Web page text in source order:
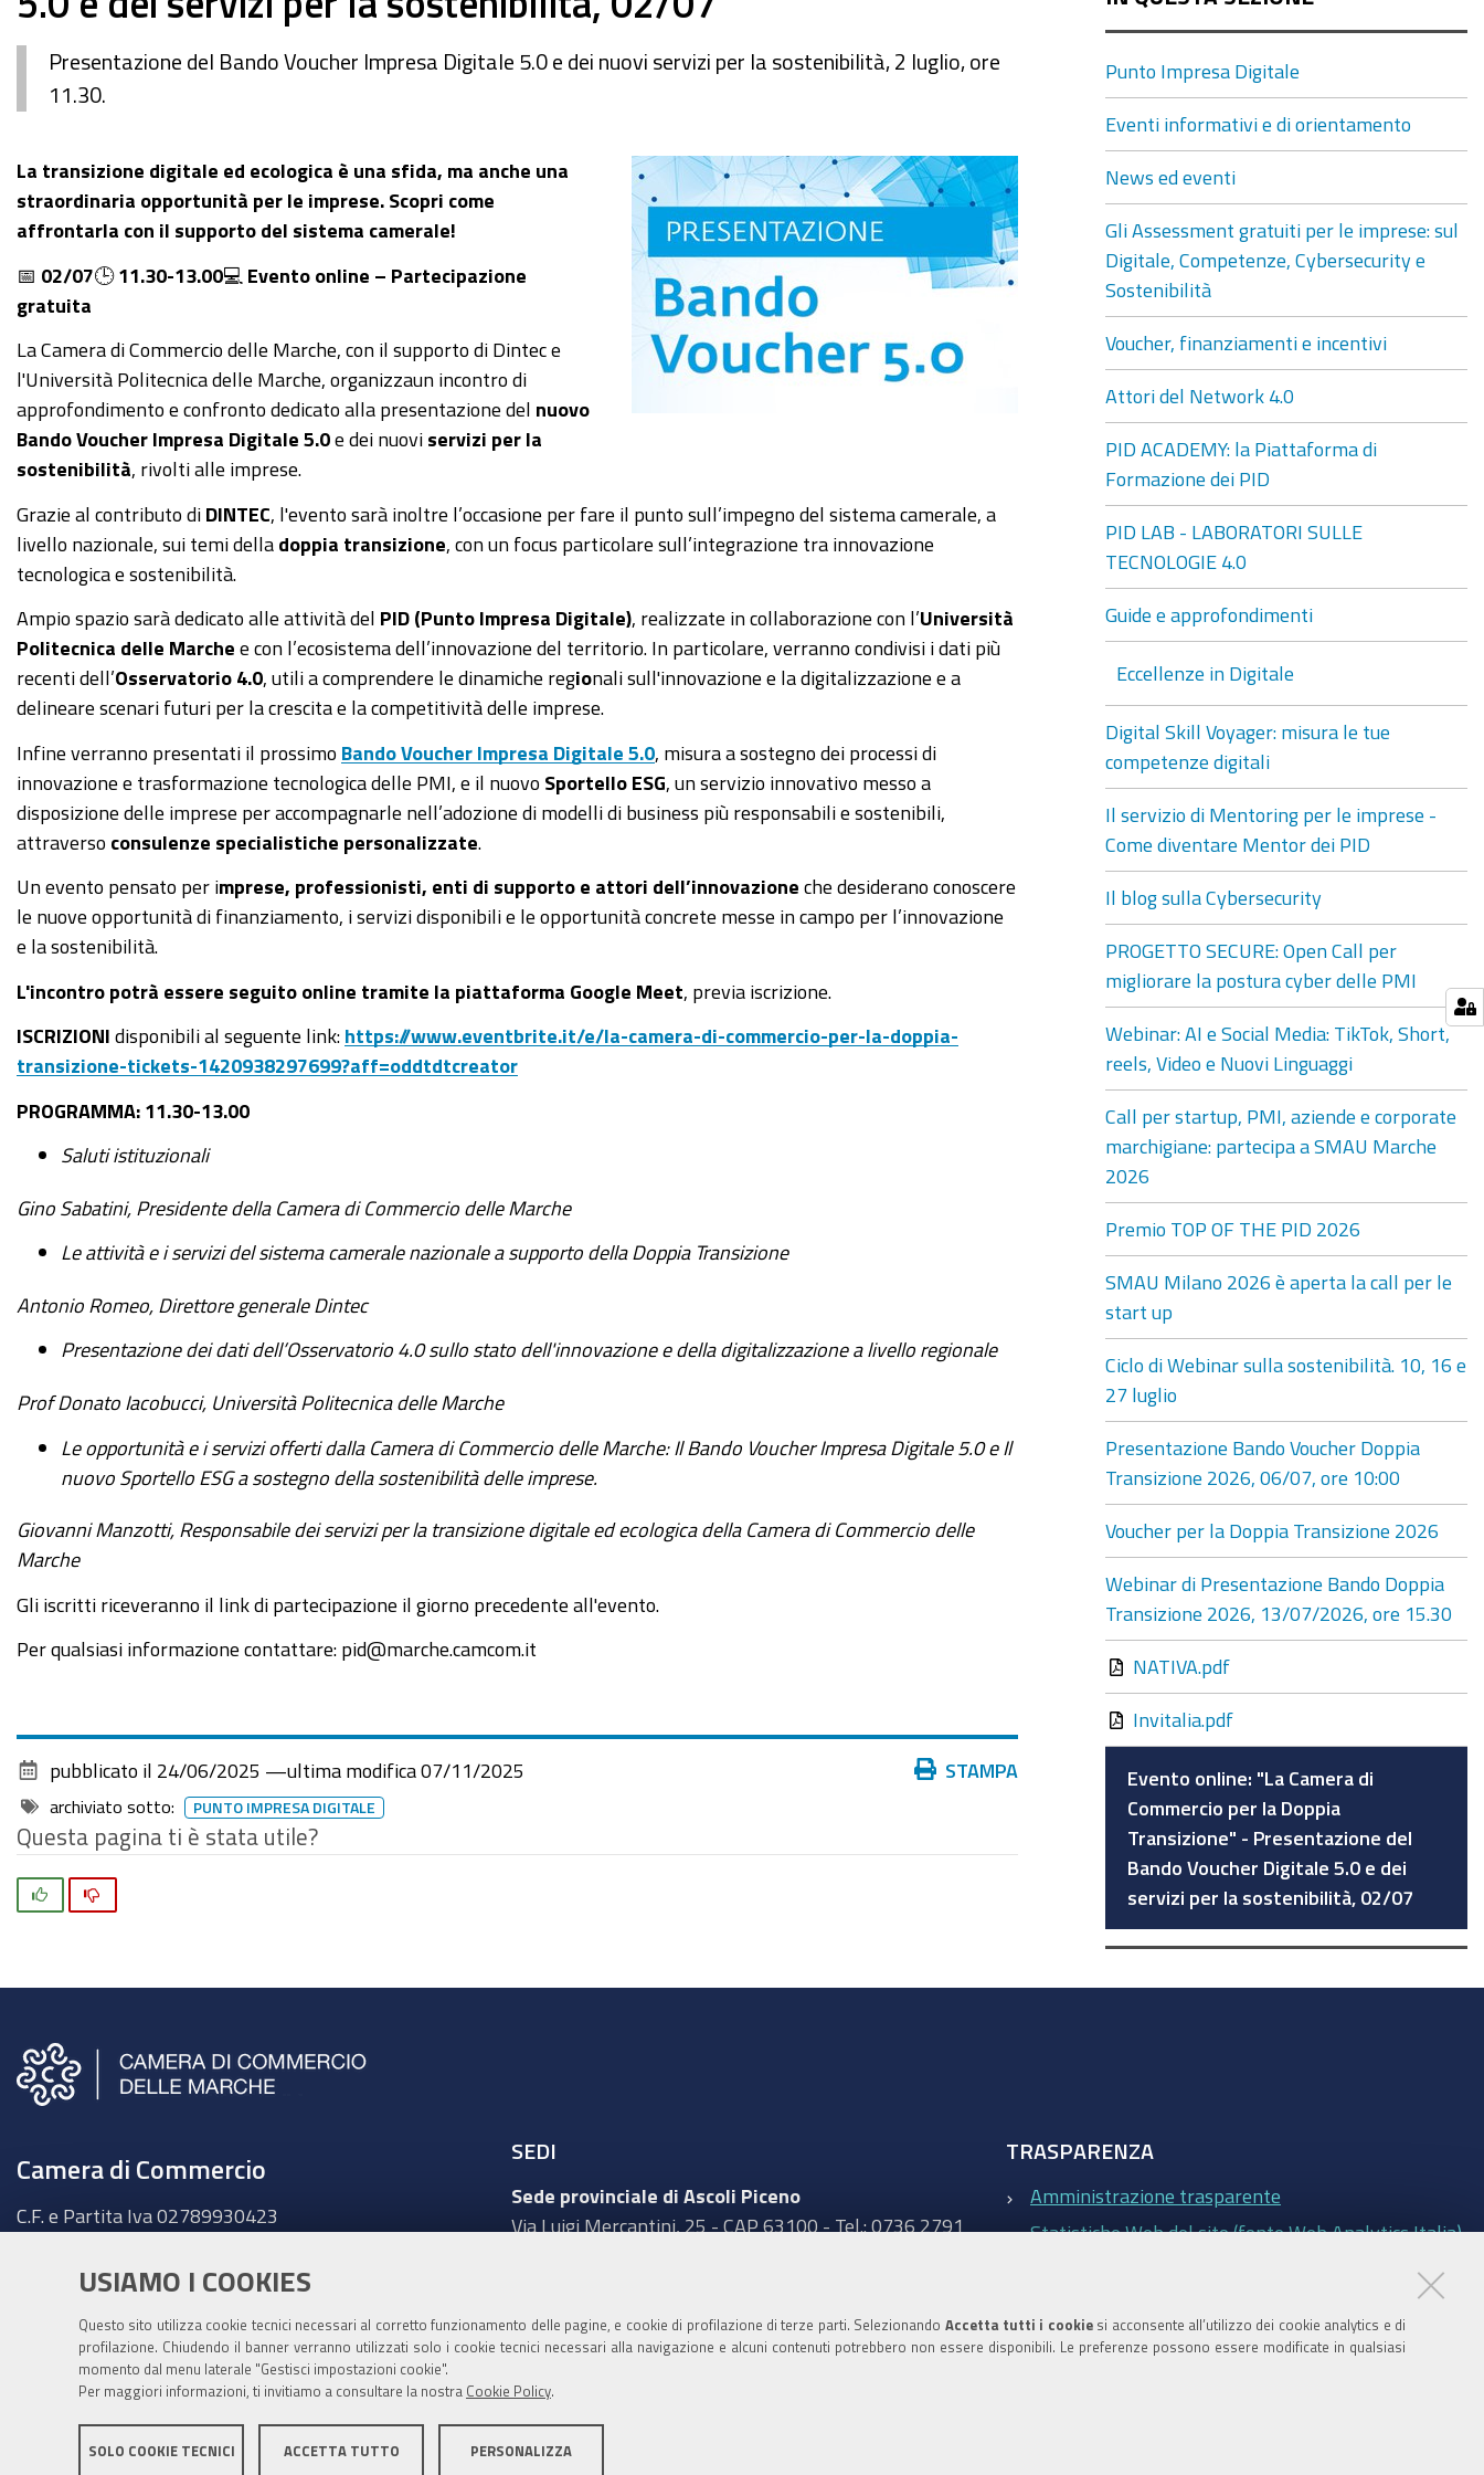
USIAMO I COOKIES
Questo sito utilizza cookie tecnici necessari al corretto funzionamento delle pagine, e cookie di profilazione di terze parti. Selezionando Accetta tutti i cookiesi acconsente all’utilizzo dei cookie analytics e di
profilazione. Chiudendo il banner verranno utilizzati solo i cookie tecnici necessari alla navigazione e alcuni contenuti potrebbero non essere disponibili. Le preferenze possono essere modificate in qualsiasi
momento dal menu laterale "Gestisci impostazioni cookie".
Per maggiori informazioni, ti invitiamo a consultare la nostra Cookie Policy
SOLO COOKIE TECNICI ACCETTA TUTTO PERSONALIZZA
Presentazione del Bando Voucher Impresa Digitale 5.0 e dei nuovi servizi per la sostenibilità, 2 luglio, ore
11.30.
La transizione digitale ed ecologica è una sfida, ma anche una
straordinaria opportunità per le imprese. Scopri come
affrontarla con il supporto del sistema camerale!
📅 02/07🕒 11.30-13.00💻 Evento online – Partecipazione
gratuita
La Camera di Commercio delle Marche, con il supporto di Dintec e
l'Università Politecnica delle Marche, organizzaun incontro di
approfondimento e confronto dedicato alla presentazione del nuovo
Bando Voucher Impresa Digitale 5.0 e dei nuovi servizi per la
sostenibilità , rivolti alle imprese.
Grazie al contributo di DINTEC , l'evento sarà inoltre l’occasione per fare il punto sull’impegno del sistema camerale, a
livello nazionale, sui temi della doppia transizione , con un focus particolare sull’integrazione tra innovazione
tecnologica e sostenibilità.
Ampio spazio sarà dedicato alle attività del PID (Punto Impresa Digitale) , realizzate in collaborazione con l’Università
Politecnica delle Marche e con l’ecosistema dell’innovazione del territorio. In particolare, verranno condivisi i dati più
recenti dell’Osservatorio 4.0 , utili a comprendere le dinamiche regionali sull'innovazione e la digitalizzazione e a
delineare scenari futuri per la crescita e la competitività delle imprese.
Infine verranno presentati il prossimo Bando Voucher Impresa Digitale 5.0 , misura a sostegno dei processi di
innovazione e trasformazione tecnologica delle PMI, e il nuovo Sportello ESG , un servizio innovativo messo a
disposizione delle imprese per accompagnarle nell’adozione di modelli di business più responsabili e sostenibili,
attraverso consulenze specialistiche personalizzate
Un evento pensato per imprese, professionisti, enti di supporto e attori dell’innovazione che desiderano conoscere
le nuove opportunità di finanziamento, i servizi disponibili e le opportunità concrete messe in campo per l’innovazione
e la sostenibilità.
L 'incontro potrà essere seguito online tramite la piattaforma Google Meet , previa iscrizione.
ISCRIZIONI disponibili al seguente link: https://www.eventbrite.it/e/la-camera-di-commercio-per-la-doppia-
transizione-tickets-1420938297699?aff=oddtdtcreator
PROGRAMMA: 11.30-13.00
Saluti istituzionali
Gino Sabatini, Presidente della Camera di Commercio delle Marche
Le attività e i servizi del sistema camerale nazionale a supporto della Doppia Transizione
Antonio Romeo, Direttore generale Dintec
Presentazione dei dati dell’Osservatorio 4.0 sullo stato dell'innovazione e della digitalizzazione a livello regionale
Prof Donato Iacobucci, Università Politecnica delle Marche
Le opportunità e i servizi offerti dalla Camera di Commercio delle Marche: Il Bando Voucher Impresa Digitale 5.0 e Il
nuovo Sportello ESG a sostegno della sostenibilità delle imprese.
Giovanni Manzotti, Responsabile dei servizi per la transizione digitale ed ecologica della Camera di Commercio delle
Marche
Gli iscritti riceveranno il link di partecipazione il giorno precedente all'evento.
Per qualsiasi informazione contattare: pid@marche.camcom.it
Azioni STAMPA
pubblicato il 24/06/2025 —ultima modifica 07/11/2025
archiviato sotto: PUNTO IMPRESA DIGITALE
Questa pagina ti è stata utile?
Punto Impresa Digitale
Eventi informativi e di orientamento
News ed eventi
Gli Assessment gratuiti per le imprese: sul
Digitale, Competenze, Cybersecurity e
Sostenibilità
Voucher, finanziamenti e incentivi
Attori del Network 4.0
PID ACADEMY: la Piattaforma di
Formazione dei PID
PID LAB - LABORATORI SULLE
TECNOLOGIE 4.0
Guide e approfondimenti
Eccellenze in Digitale
Digital Skill Voyager: misura le tue
competenze digitali
Il servizio di Mentoring per le imprese -
Come diventare Mentor dei PID
Il blog sulla Cybersecurity
PROGETTO SECURE: Open Call per
migliorare la postura cyber delle PMI
Webinar: AI e Social Media: TikTok, Short,
reels, Video e Nuovi Linguaggi
Call per startup, PMI, aziende e corporate
marchigiane: partecipa a SMAU Marche
2026
Premio TOP OF THE PID 2026
SMAU Milano 2026 è aperta la call per le
start up
Ciclo di Webinar sulla sostenibilità. 10, 16 e
27 luglio
Presentazione Bando Voucher Doppia
Transizione 2026, 06/07, ore 10:00
Voucher per la Doppia Transizione 2026
Webinar di Presentazione Bando Doppia
Transizione 2026, 13/07/2026, ore 15.30
NATIVA.pdf
Invitalia.pdf
Evento online: "La Camera di
Commercio per la Doppia
Transizione" - Presentazione del
Bando Voucher Digitale 5.0 e dei
servizi per la sostenibilità, 02/07
Camera di Commercio
C.F. e Partita Iva 02789930423
Ancona - Largo XXIV Maggio, 1 - CAP 60123
Fatt. elettronica - Cod. univoco:UFKY7Z
cciaa@pec.marche.camcom.it
SEDI
Sede provinciale di Ascoli Piceno
Via Luigi Mercantini, 25 - CAP 63100 - Tel.: 0736 2791
Sede provinciale di Macerata
Corso XI Settembre, 116 - CAP 61121 - Tel.: 0721
TRASPARENZA
Amministrazione trasparente
Statistiche Web del sito (fonte Web Analytics Italia)